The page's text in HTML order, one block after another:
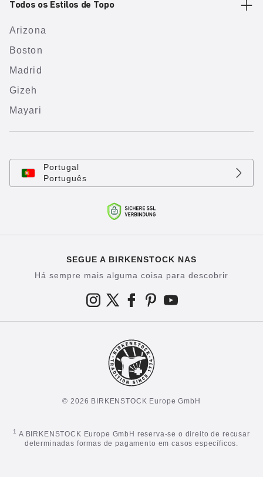
Todos os Estilos de Topo
Arizona
Boston
Madrid
Gizeh
Mayari
Portugal
Português
SEGUE A BIRKENSTOCK NAS
Há sempre mais alguma coisa para descobrir
© 2026 BIRKENSTOCK Europe GmbH
1 A BIRKENSTOCK Europe GmbH reserva-se o direito de recusar
determinadas formas de pagamento em casos específicos.